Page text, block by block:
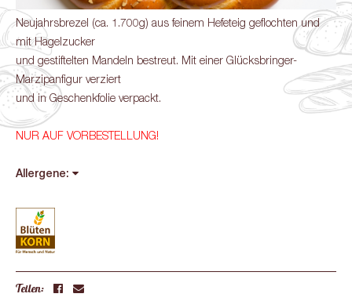
Neujahrsbrezel (ca. 1.700g) aus feinem Hefeteig geflochten und
mit Hagelzucker
und gestiftelten Mandeln bestreut. Mit einer Glücksbringer-
Marzipanfigur verziert
und in Geschenkfolie verpackt.
NUR AUF VORBESTELLUNG!
Allergene:
Teilen: